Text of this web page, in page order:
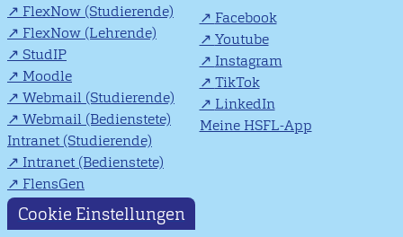
FlexNow (Studierende)
FlexNow (Lehrende)
StudIP
Moodle
Webmail (Studierende)
Webmail (Bedienstete)
Intranet (Studierende)
Intranet (Bedienstete)
FlensGen
Facebook
Youtube
Instagram
TikTok
LinkedIn
Meine HSFL-App
Cookie Einstellungen